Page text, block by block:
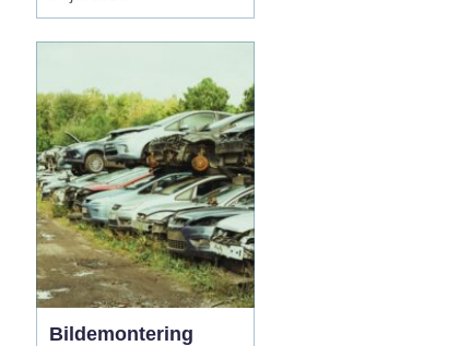
en norrländsk vardag
väglag blir service ännu
viktigar...
Bildemontering